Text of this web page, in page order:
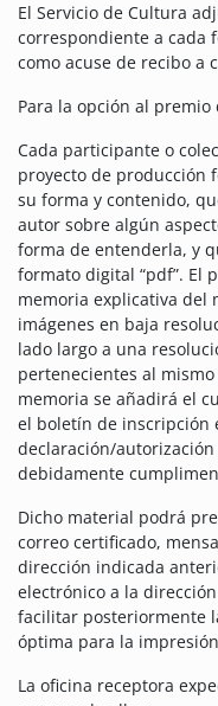
El Servicio de Cultura
correspondiente a cada
como acuse de recibo a
Para la opción al
Cada participante o
proyecto de producción
su forma y contenido,
autor sobre algún
forma de entenderla, y
formato digital “pdf”. El
memoria explicativa del
imágenes en baja
lado largo a una
pertenecientes al
memoria se añadirá el
el boletín de inscripción
declaración/autorización
debidamente
Dicho material podrá
correo certificado,
dirección indicada
electrónico a la
facilitar posteriormente
óptima para la
La oficina receptora